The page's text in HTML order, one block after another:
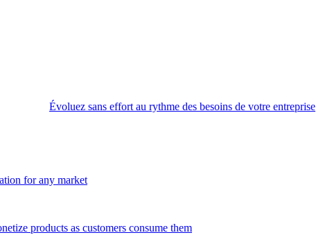
Évoluez sans effort au rythme des besoins de votre entreprise
for any market
products as customers consume them